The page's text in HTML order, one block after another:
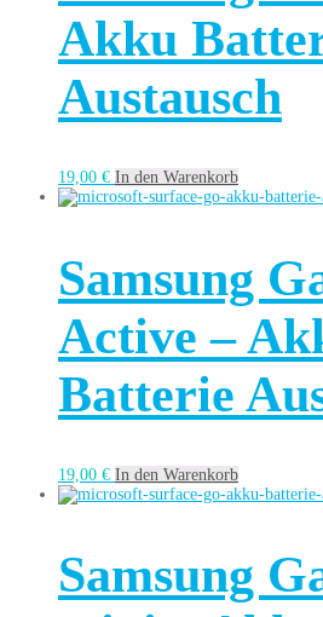
Akku
Austausch
19,00 € In den Warenkorb
Samsung
Active –
Batterie
19,00 € In den Warenkorb
Samsung